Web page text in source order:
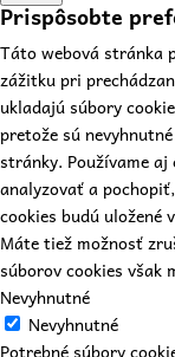
Prispôsobte
Táto webová stránka
zážitku pri
ukladajú súbory
pretože sú
stránky. Používame
analyzovať a
cookies budú uložené
Máte tiež možnosť
súborov cookies však
Nevyhnutné
Nevyhnutné
Potrebné súbory